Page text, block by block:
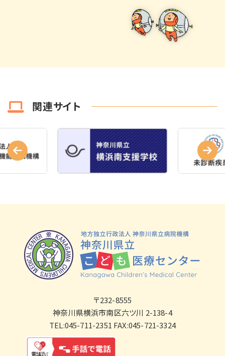
関連サイト
〒232-8555
神奈川県横浜市南区六ツ川 2-138-4
TEL:045-711-2351 FAX:045-721-3324